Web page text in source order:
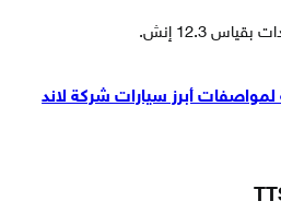
12.3 إنش.
أبرز سيارات شركة لاند